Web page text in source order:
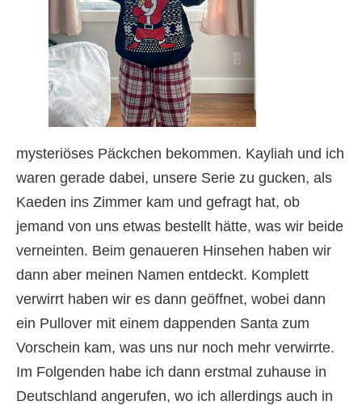
mysteriöses Päckchen bekommen. Kayliah und ich
waren gerade dabei, unsere Serie zu gucken, als
Kaeden ins Zimmer kam und gefragt hat, ob
jemand von uns etwas bestellt hätte, was wir beide
verneinten. Beim genaueren Hinsehen haben wir
dann aber meinen Namen entdeckt. Komplett
verwirrt haben wir es dann geöffnet, wobei dann
ein Pullover mit einem dappenden Santa zum
Vorschein kam, was uns nur noch mehr verwirrte.
Im Folgenden habe ich dann erstmal zuhause in
Deutschland angerufen, wo ich allerdings auch in